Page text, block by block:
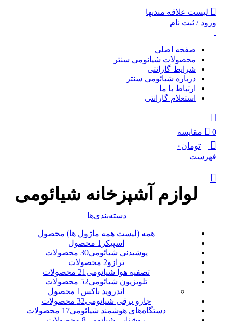
لیست علاقه مندیها
ورود / ثبت نام
صفحه اصلی
محصولات شیائومی سنتر
شرایط گارانتی
درباره شیائومی سنتر
ارتباط با ما
استعلام گارانتی
0 مقایسه
تومان ۰
فهرست
لوازم آشپزخانه شیائومی
دسته‌بندی‌ها
همه (لیست همه ماژول ها) محصول
اسپیکر 1 محصول
پوشیدنی شیائومی30 محصولات
ترازو2 محصولات
تصفیه هوا شیائومی 21 محصولات
تلویزیون شیائومی52 محصولات
اندروید باکس 1 محصول
جارو برقی شیائومی32 محصولات
دستگاه‌های هوشمند شیائومی17 محصولات